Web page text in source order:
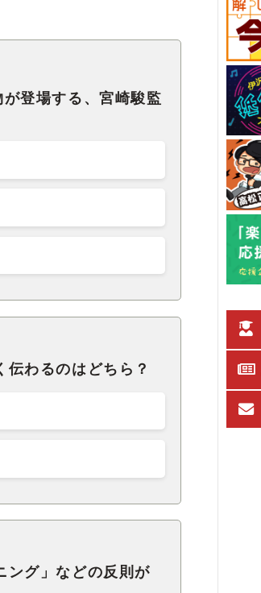
が登場する、宮崎駿監
伝わるのはどちら？
ング」などの反則が